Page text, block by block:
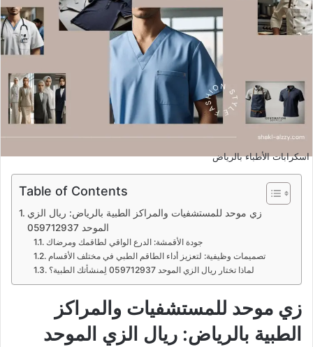
اسكرابات الأطباء بالرياض
Table of Contents
زي موحد للمستشفيات والمراكز الطبية بالرياض: ريال الزي
الموحد 059712937
جودة الأقمشة: الدرع الواقي لطاقمك ومرضاك
تصميمات وظيفية: لتعزيز أداء الطاقم الطبي في مختلف الأقسام
لماذا تختار ريال الزي الموحد 059712937 لِمنشأتك الطبية؟
زي موحد للمستشفيات والمراكز
الطبية بالرياض: ريال الزي الموحد